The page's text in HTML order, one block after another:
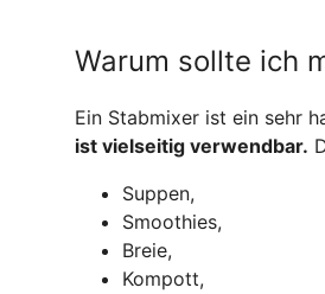
Warum sollte ich
Ein Stabmixer ist ein sehr
ist vielseitig verwendbar.
Suppen,
Smoothies,
Breie,
Kompott,